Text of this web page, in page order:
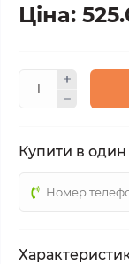
Ціна:
Купити в один